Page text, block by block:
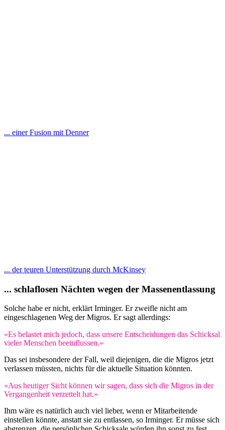
... einer Fusion mit Denner
... der teuren Unterstützung durch McKinsey
... schlaflosen Nächten wegen der Massenentlassung
Solche habe er nicht, erklärt Irminger. Er zweifle nicht am
eingeschlagenen Weg der Migros. Er sagt allerdings:
«Es belastet mich jedoch, dass unsere Entscheidungen das Schicksal
vieler Menschen beeinflussen.»
Das sei insbesondere der Fall, weil diejenigen, die die Migros jetzt
verlassen müssten, nichts für die aktuelle Situation könnten.
«Aus heutiger Sicht können wir sagen, dass sich die Migros in der
Vergangenheit verzettelt hat.»
Ihm wäre es natürlich auch viel lieber, wenn er Mitarbeitende
einstellen könnte, anstatt sie zu entlassen, so Irminger. Er müsse sich